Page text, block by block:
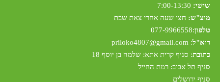
שישי: 7:00-13:30
מוצ"ש: חצי שעה אחרי צאת שבת
טלפון:
077-9966558
דוא"ל:
priloko4807@gmail.com
כתובת: סניף קרית אתא: שלמה בן יוסף 18
סניף תל אביב: רמת החייל
סניף ירושלים